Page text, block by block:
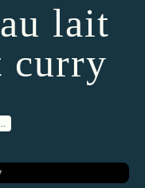
lait
curry